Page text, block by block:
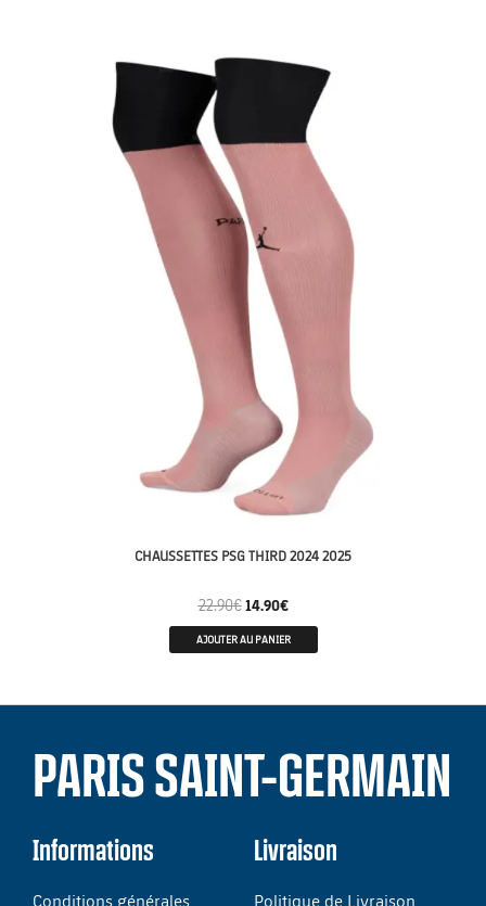
CHAUSSETTES PSG THIRD 2024 2025
22.90€ 14.90€
AJOUTER AU PANIER
PARIS SAINT-GERMAIN
Informations
Conditions générales
Livraison
Politique de Livraison